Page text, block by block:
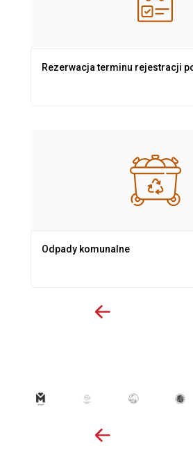
Rezerwacja terminu rejestracji
Odpady komunalne